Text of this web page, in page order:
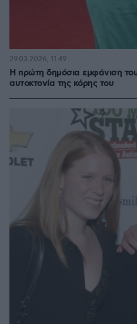
Η πρώτη δημόσια εμφάνιση
αυτοκτονία της κόρης του
29.03.2026, 11:49